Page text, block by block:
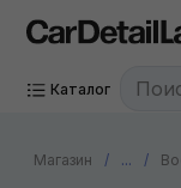
Каталог
Магазин ...